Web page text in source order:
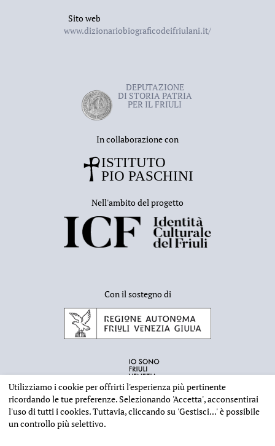
Sito web
www.dizionariobiograficodeifriulani.it/
DEPUTAZIONE
DI STORIA PATRIA
PER IL FRIULI
In collaborazione con
Nell'ambito del progetto
Con il sostegno di
Utilizziamo i cookie per offrirti l'esperienza più pertinente
ricordando le tue preferenze. Selezionando 'Accetta', acconsentirai
l'uso di tutti i cookies. Tuttavia, cliccando su 'Gestisci...'è possibile
un controllo più selettivo.